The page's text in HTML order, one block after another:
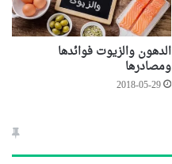
الدهون والزيوت فوائدها
ومصادرها
2018-05-29